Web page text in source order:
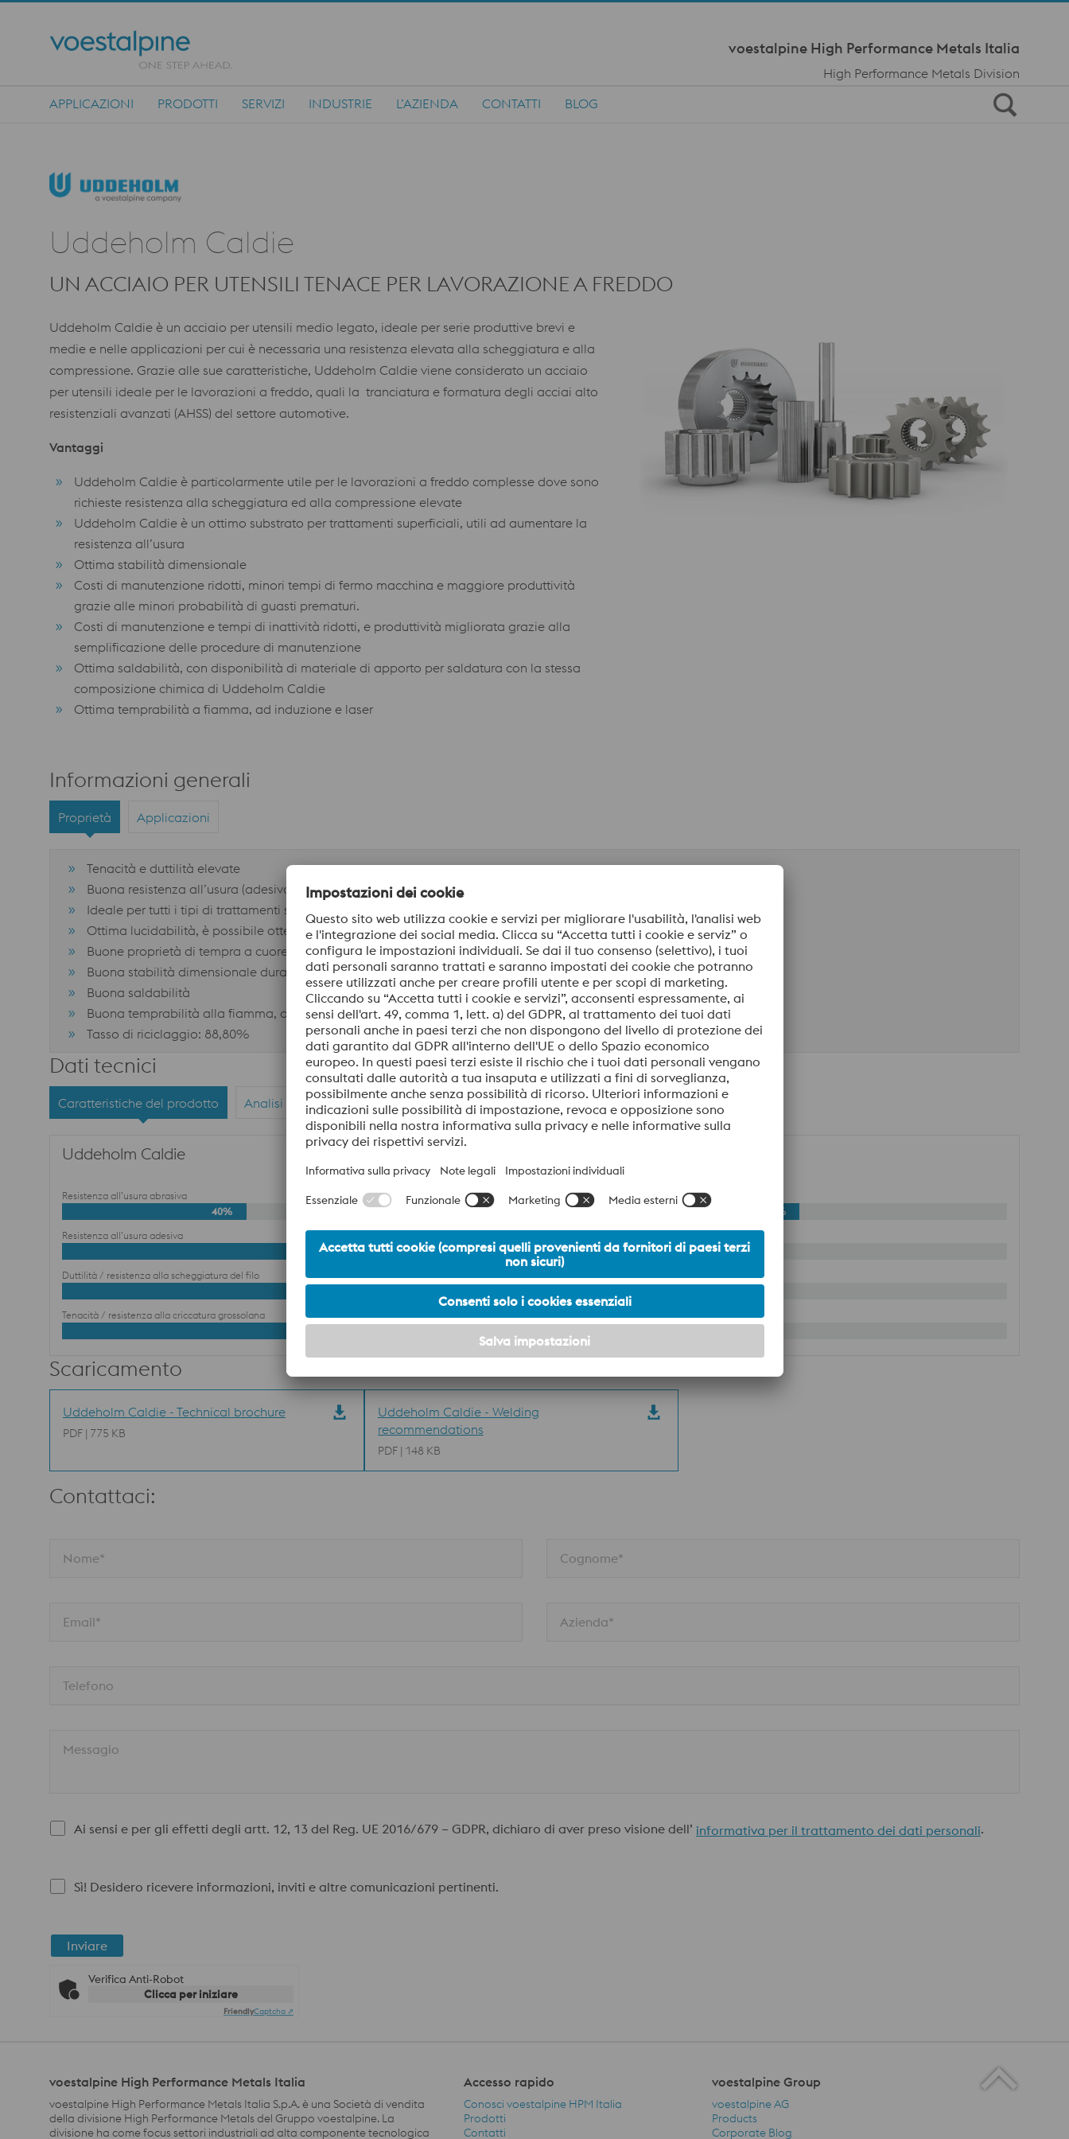
voestalpine High Performance Metals Italia
High Performance Metals Division
APPLICAZIONI PRODOTTI SERVIZI INDUSTRIE L’AZIENDA CONTATTI BLOG
Uddeholm Caldie
UN ACCIAIO PER UTENSILI TENACE PER LAVORAZIONE A FREDDO
Uddeholm Caldie è un acciaio per utensili medio legato, ideale per serie produttive brevi e
medie e nelle applicazioni per cui è necessaria una resistenza elevata alla scheggiatura e alla
compressione. Grazie alle sue caratteristiche, Uddeholm Caldie viene considerato un acciaio
per utensili ideale per le lavorazioni a freddo, quali la tranciatura e formatura degli acciai alto
resistenziali avanzati (AHSS) del settore automotive.
Vantaggi
Uddeholm Caldie è particolarmente utile per le lavorazioni a freddo complesse dove sono
richieste resistenza alla scheggiatura ed alla compressione elevate
Uddeholm Caldie è un ottimo substrato per trattamenti superficiali, utili ad aumentare la
resistenza all’usura
Ottima stabilità dimensionale
Costi di manutenzione ridotti, minori tempi di fermo macchina e maggiore produttività
grazie alle minori probabilità di guasti prematuri.
Costi di manutenzione e tempi di inattività ridotti, e produttività migliorata grazie alla
semplificazione delle procedure di manutenzione
Ottima saldabilità, con disponibilità di materiale di apporto per saldatura con la stessa
composizione chimica di Uddeholm Caldie
Ottima temprabilità a fiamma, ad induzione e laser
Informazioni generali
Proprietà Applicazioni
Tenacità e duttilità elevate
Buona resistenza all’usura (adesiva-mista)
Ideale per tutti i tipi di trattamenti superficiali
Ottima lucidabilità, è possibile ottenere un’ elevata finitura superficiale
Buone proprietà di tempra a cuore
Buona stabilità dimensionale durante il trattamento termico ed in servizio
Buona saldabilità
Buona temprabilità alla fiamma, a induzione e al laser
Tasso di riciclaggio: 88,80%
Dati tecnici
Caratteristiche del prodotto Analisi chimica
Uddeholm Caldie
Resistenza all’usura abrasiva
40%
Resistenza all’usura adesiva
70%
Duttilità / resistenza alla scheggiatura del filo
Tenacità / resistenza alla criccatura grossolana
Resistenza usura abrasiva
55%
25%
Duttilità/resistenza alla scheggiatura bordi
Tenacità/resistenza alla scheggiatura
Scaricamento
Uddeholm Caldie - Technical brochure
PDF | 775 KB
Uddeholm Caldie - Welding
recommendations
PDF | 148 KB
Contattaci:
Nome* Cognome*
Email* Azienda*
Telefono
Messagio
Ai sensi e per gli effetti degli artt. 12, 13 del Reg. UE 2016/679 – GDPR, dichiaro di aver preso visione dell’ informativa per il trattamento dei dati personali.
Sì! Desidero ricevere informazioni, inviti e altre comunicazioni pertinenti.
Inviare
Verifica Anti-Robot
Clicca per iniziare
FriendlyCaptcha ⇗
voestalpine High Performance Metals Italia
voestalpine High Performance Metals Italia S.p.A. è una Società di vendita
della divisione High Performance Metals del Gruppo voestalpine. La
divisione ha come focus settori industriali ad alta componente tecnologica
Accesso rapido
Conosci voestalpine HPM Italia
Prodotti
Contatti
voestalpine Group
voestalpine AG
Products
Corporate Blog